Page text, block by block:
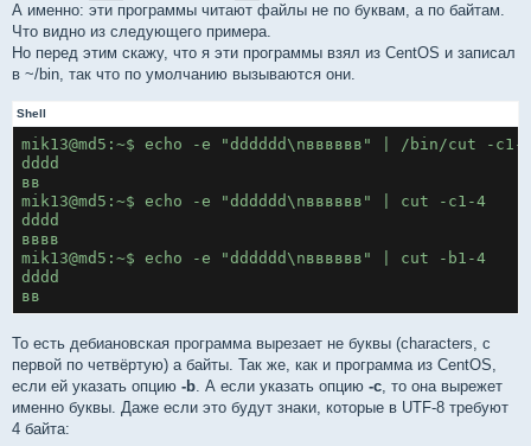
и
е
А именно: эти программы читают файлы не по буквам, а по байтам.
Что видно из следующего примера.
Но перед этим скажу, что я эти программы взял из CentOS и записал
в ~/bin, так что по умолчанию вызываются они.
Shell
mik13@md5:~$ echo -e "dddddd\nвввввв" | /bin/cut -c1-
dddd
вв
mik13@md5:~$ echo -e "dddddd\nвввввв" | cut -c1-4
dddd
вввв
mik13@md5:~$ echo -e "dddddd\nвввввв" | cut -b1-4
dddd
вв
То есть дебиановская программа вырезает не буквы (characters, с
первой по четвёртую) а байты. Так же, как и программа из CentOS,
если ей указать опцию -b. А если указать опцию -c, то она вырежет
именно буквы. Даже если это будут знаки, которые в UTF-8 требуют
4 байта: